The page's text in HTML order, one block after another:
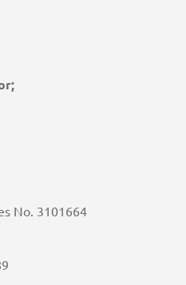
No. 3101664